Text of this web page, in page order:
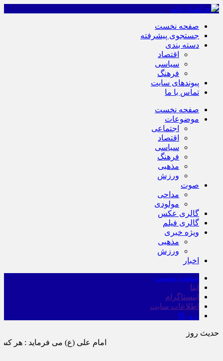
صفحه نخست
جستجوی پیشرفته
دسته بندی
اقتصاد
سیاسی
فرهنگ
پیوندهای سایت
تماس با ما
صفحه نخست
موضوعات
اجتماعی
اقتصاد
سیاسی
فرهنگ
مذهبی
ورزش
صوت
مداحی
مولودی
گالری عکس
گالری فیلم
ویژه خبری
مذهبی
ورزش
اخبار
صفحه نخست
ایتا
اینستاگرام
اطلاعات سایت
برو بالا
حدیث روز
امام علی (ع) می فرماید : هر کس از خود بدگویی و انتقاد کند٬ خود را اصلاح کرده و هر کس خودستایی